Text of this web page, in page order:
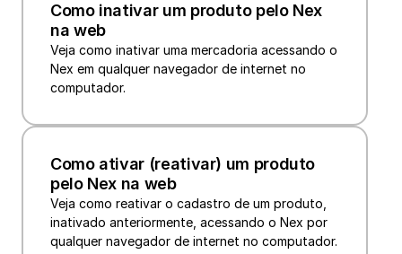
Como inativar um produto pelo Nex
na web
Veja como inativar uma mercadoria acessando o
Nex em qualquer navegador de internet no
computador.
Como ativar (reativar) um produto
pelo Nex na web
Veja como reativar o cadastro de um produto,
inativado anteriormente, acessando o Nex por
qualquer navegador de internet no computador.